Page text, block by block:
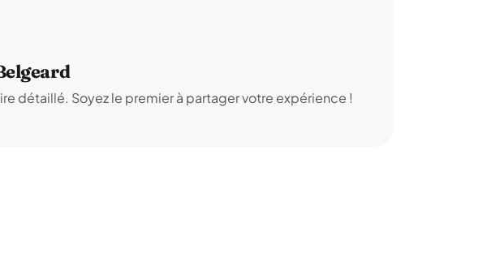
détaillé. Soyez le premier à partager votre expérience !